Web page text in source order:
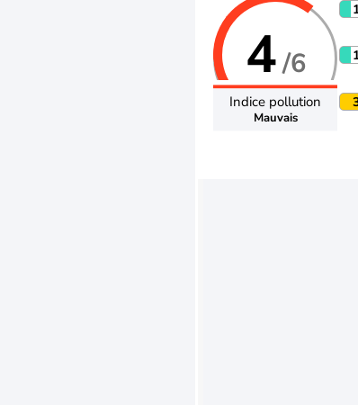
4/6
Indice pollution
Mauvais